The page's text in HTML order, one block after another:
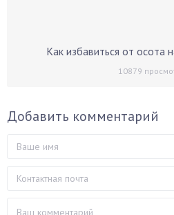
Как избавиться от осота
10879
Добавить комментарий